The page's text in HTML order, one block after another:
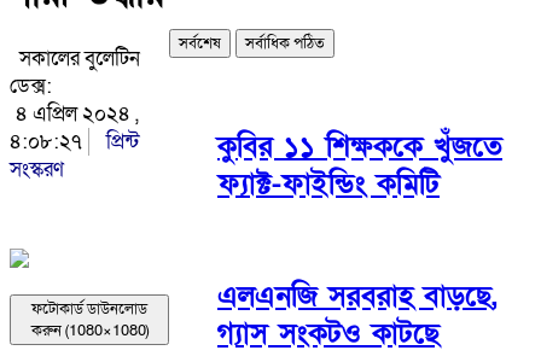
সকালের বুলেটিন
ডেক্স:
৪ এপ্রিল ২০২৪ ,
৪:০৮:২৭
প্রিন্ট
সংস্করণ
ফটোকার্ড ডাউনলোড
করুন (1080×1080)
সর্বশেষ সর্বাধিক পঠিত
কুবির ১১ শিক্ষককে খুঁজতে
ফ্যাক্ট-ফাইন্ডিং কমিটি
এলএনজি সরবরাহ বাড়ছে,
গ্যাস সংকটও কাটছে